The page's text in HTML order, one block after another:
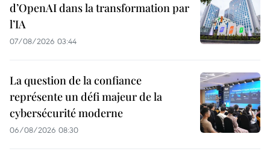
d’OpenAI dans la transformation par
l’IA
07/08/2026 03:44
La question de la confiance
représente un défi majeur de la
cybersécurité moderne
06/08/2026 08:30